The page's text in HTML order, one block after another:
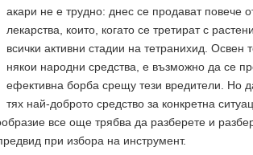
акари не е трудно: днес се продават повече
лекарства, които, когато се третират с
всички активни стадии на тетранихид. Освен
някои народни средства, е възможно да се
ефективна борба срещу тези вредители. Но
тях най-доброто средство за конкретна
все още трябва да разберете и
при избора на инструмент.